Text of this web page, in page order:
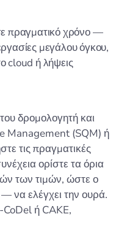
πραγματικό χρόνο —
μεγάλου όγκου,
cloud ή λήψεις
δρομολογητή και
Management (SQM) ή
τις πραγματικές
ορίστε τα όρια
των τιμών, ώστε ο
να ελέγχει την ουρά.
ή CAKE,